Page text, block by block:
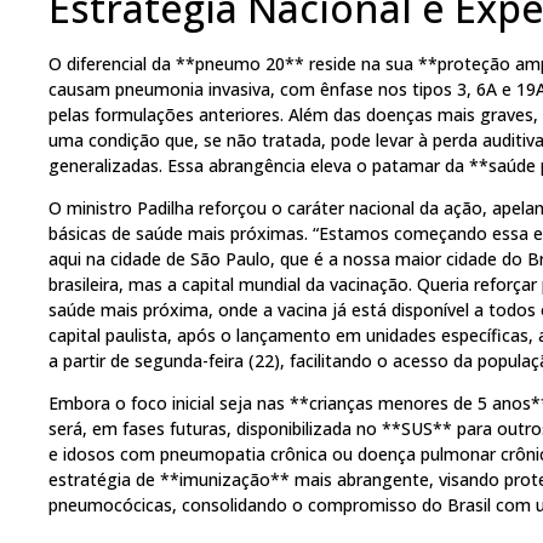
O diferencial da **pneumo 20** reside na sua **proteção
causam pneumonia invasiva, com ênfase nos tipos 3, 6A e
pelas formulações anteriores. Além das doenças mais
uma condição que, se não tratada, pode levar à perda
generalizadas. Essa abrangência eleva o patamar da
O ministro Padilha reforçou o caráter nacional da ação,
básicas de saúde mais próximas. “Estamos começando
aqui na cidade de São Paulo, que é a nossa maior cidade do
brasileira, mas a capital mundial da vacinação. Queria
saúde mais próxima, onde a vacina já está disponível a todos
capital paulista, após o lançamento em unidades específicas,
a partir de segunda-feira (22), facilitando o acesso da
Embora o foco inicial seja nas **crianças menores de 5
será, em fases futuras, disponibilizada no **SUS** para
e idosos com pneumopatia crônica ou doença pulmonar
estratégia de **imunização** mais abrangente, visando
pneumocócicas, consolidando o compromisso do Brasil